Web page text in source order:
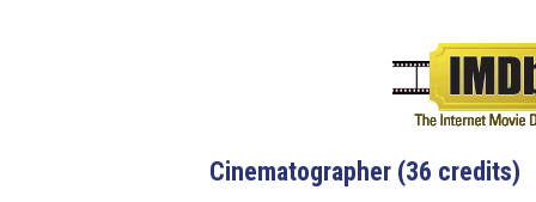
Cinematographer (36 credits)